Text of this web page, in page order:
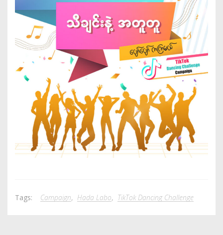
Tags: Campaign, Hada Labo, TikTok Dancing Challenge